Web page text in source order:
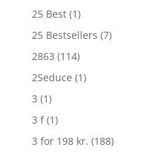
25 Best (1)
25 Bestsellers (7)
2863 (114)
2Seduce (1)
3 (1)
3 f (1)
3 for 198 kr. (188)